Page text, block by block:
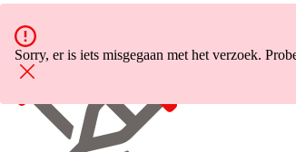
Sorry, er is iets misgegaan met het verzoek.